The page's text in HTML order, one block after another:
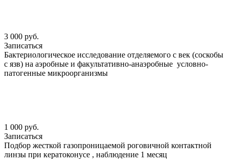
3 000 руб.
Записаться
Бактериологическое исследование отделяемого с век (соскобы
с язв) на аэробные и факультативно-анаэробные условно-
патогенные микроорганизмы
1 000 руб.
Записаться
Подбор жесткой газопроницаемой роговичной контактной
линзы при кератоконусе , наблюдение 1 месяц